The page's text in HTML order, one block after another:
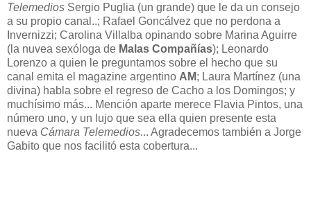
Telemedios Sergio Puglia (un grande) que le da un consejo
a su propio canal..; Rafael Goncálvez que no perdona a
Invernizzi; Carolina Villalba opinando sobre Marina Aguirre
(la nuvea sexóloga de Malas Compañías); Leonardo
Lorenzo a quien le preguntamos sobre el hecho que su
canal emita el magazine argentino AM; Laura Martínez (una
divina) habla sobre el regreso de Cacho a los Domingos; y
muchísimo más... Mención aparte merece Flavia Pintos, una
número uno, y un lujo que sea ella quien presente esta
nueva Cámara Telemedios... Agradecemos también a Jorge
Gabito que nos facilitó esta cobertura...